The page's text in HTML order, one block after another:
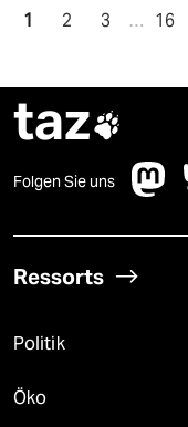
1 2 3 … 16
taz
Folgen Sie uns
Ressorts
Politik
Öko